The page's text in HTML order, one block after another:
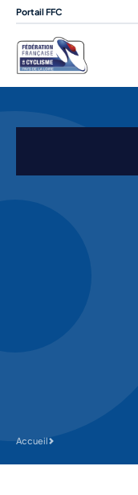
Portail FFC
Accueil